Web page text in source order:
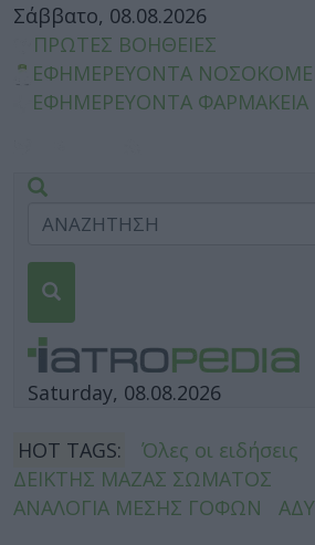
Σάββατο, 08.08.2026
ΠΡΩΤΕΣ ΒΟΗΘΕΙΕΣ
ΕΦΗΜΕΡΕΥΟΝΤΑ
ΕΦΗΜΕΡΕΥΟΝΤΑ ΦΑΡΜΑΚΕΙΑ
Saturday, 08.08.2026
HOT TAGS:
Όλες οι ειδήσεις
ΔΕΙΚΤΗΣ ΜΑΖΑΣ ΣΩΜΑΤΟΣ
ΑΝΑΛΟΓΙΑ ΜΕΣΗΣ ΓΟΦΩΝ